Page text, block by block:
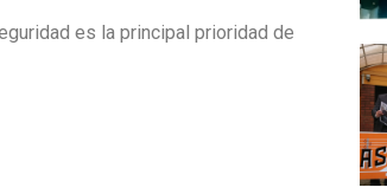
es la principal prioridad de